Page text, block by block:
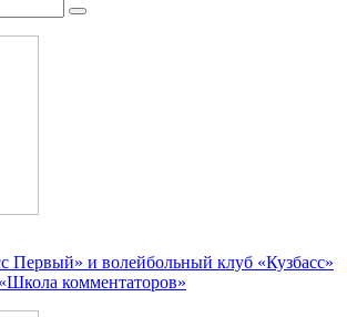
Первый» и волейбольный клуб «Кузбасс»
комментаторов»